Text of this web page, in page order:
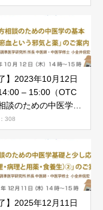
健康指導）のご案内
】2023年10月12日
– 15:00（OTC
談のための中医学の
10月「瘀血という
薬」
308
】2025年12月11日